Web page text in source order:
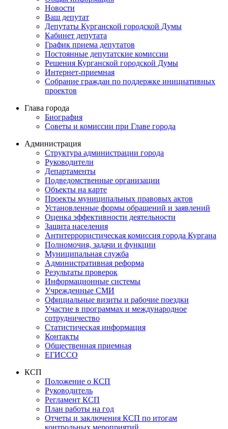
Новости
Ваш депутат
Депутаты Курганской городской Думы
Кабинет депутата
График приема депутатов
Постоянные депутатские комиссии
Решения Курганской городской Думы
Интернет-приемная
Собрание граждан по поддержке инициативных
проектов
Глава города
Биография
Советы и комиссии при Главе города
Администрация
Структура администрации города
Руководители
Департаменты
Подведомственные организации
Объекты на карте
Проекты муниципальных правовых актов
Установленные формы обращений и заявлений
Оценка эффективности деятельности
Защита населения
Антитеррористическая комиссия города Кургана
Полномочия, задачи и функции
Муниципальная служба
Административная реформа
Результаты проверок
Информационные системы
Учрежденные СМИ
Официальные визиты и рабочие поездки
Участие в программах и международное
сотрудничество
Статистическая информация
Контакты
Общественная приемная
ЕГИССО
КСП
Положение о КСП
Руководитель
Регламент КСП
План работы на год
Отчеты и заключения КСП по итогам